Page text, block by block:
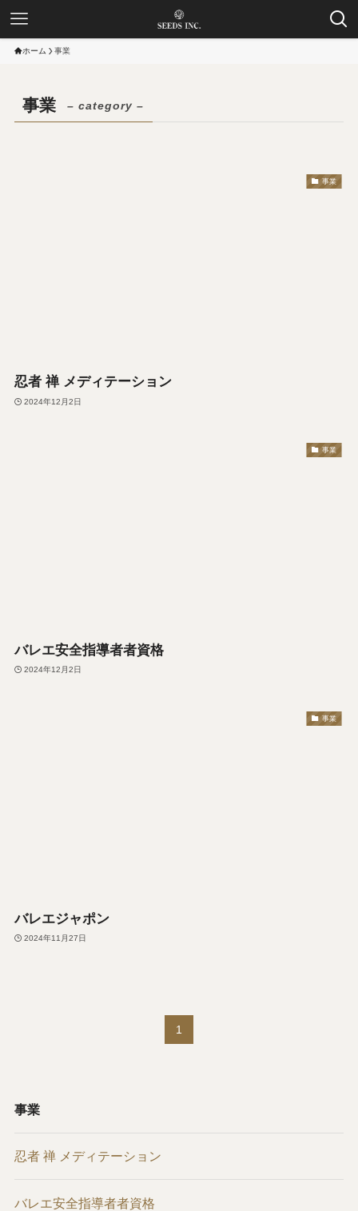
ホーム 事業
事業 – category –
事業
忍者 禅 メディテーション
2024年12月2日
事業
バレエ安全指導者者資格
2024年12月2日
事業
バレエジャポン
2024年11月27日
1
事業
忍者 禅 メディテーション
バレエ安全指導者者資格